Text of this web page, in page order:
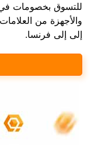
للتسوق بخصومات في
والأجهزة من
إلى إلى فرنسا.